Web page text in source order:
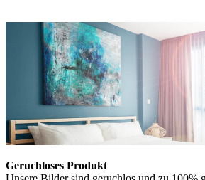
Geruchloses Produkt